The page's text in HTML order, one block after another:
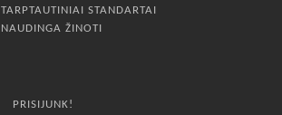
TARPTAUTINIAI STANDARTAI
NAUDINGA ŽINOTI
PRISIJUNK!